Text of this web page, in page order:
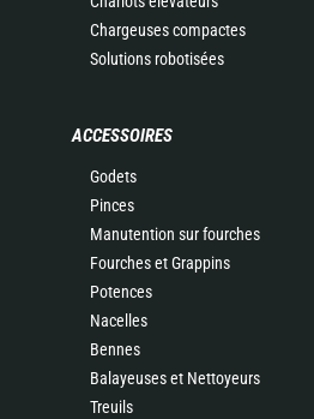
Chargeuses compactes
Solutions robotisées
ACCESSOIRES
Godets
Pinces
Manutention sur fourches
Fourches et Grappins
Potences
Nacelles
Bennes
Balayeuses et Nettoyeurs
Treuils